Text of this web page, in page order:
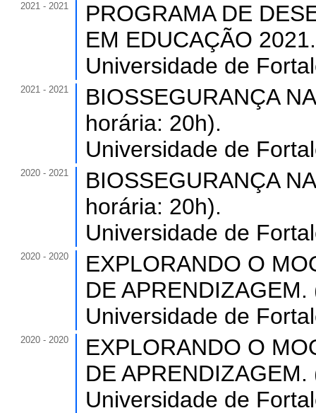
2021 - 2021
PROGRAMA DE
EM EDUCAÇÃO
Universidade de
2021 - 2021
BIOSSEGURANÇA
horária: 20h).
Universidade de
2020 - 2021
BIOSSEGURANÇA
horária: 20h).
Universidade de
2020 - 2020
EXPLORANDO O
DE
Universidade de
2020 - 2020
EXPLORANDO O
DE
Universidade de